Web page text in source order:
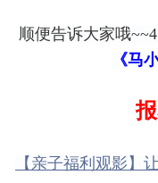
顺便告诉大家哦
《马
【亲子福利观影】